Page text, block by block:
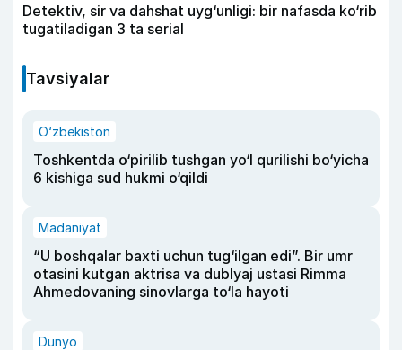
Detektiv, sir va dahshat uyg‘unligi: bir nafasda ko‘rib
tugatiladigan 3 ta serial
Tavsiyalar
O‘zbekiston
Toshkentda o‘pirilib tushgan yo‘l qurilishi bo‘yicha
6 kishiga sud hukmi o‘qildi
Madaniyat
“U boshqalar baxti uchun tug‘ilgan edi”. Bir umr
otasini kutgan aktrisa va dublyaj ustasi Rimma
Ahmedovaning sinovlarga to‘la hayoti
Dunyo